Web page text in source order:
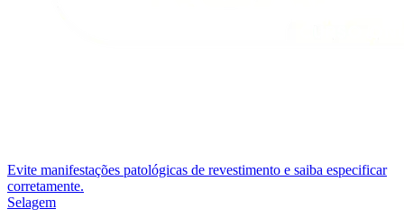
Evite manifestações patológicas de revestimento e saiba especificar
corretamente.
Selagem